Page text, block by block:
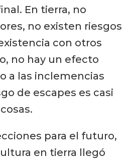
En tierra, no
no existen riesgos
con otros
no hay un efecto
a las inclemencias
de escapes es casi
para el futuro,
en tierra llegó